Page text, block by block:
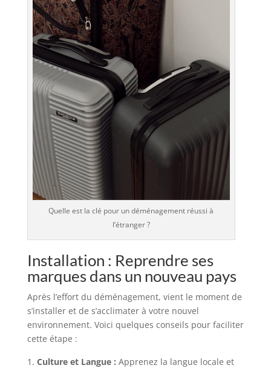
Quelle est la clé pour un déménagement réussi à
l’étranger ?
Installation : Reprendre ses
marques dans un nouveau pays
Après l’effort du déménagement, vient le moment de
s’installer et de s’acclimater à votre nouvel
environnement. Voici quelques conseils pour faciliter
cette étape :
Culture et Langue : Apprenez la langue locale et